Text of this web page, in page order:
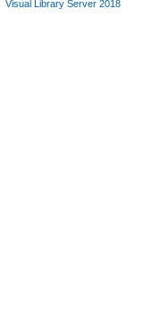
Visual Library Server 2018